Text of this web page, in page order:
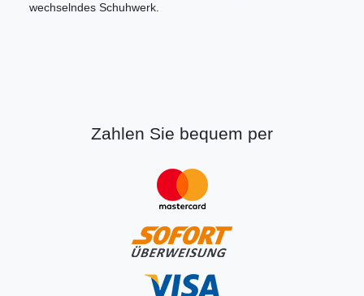
wechselndes Schuhwerk.
Zahlen Sie bequem per